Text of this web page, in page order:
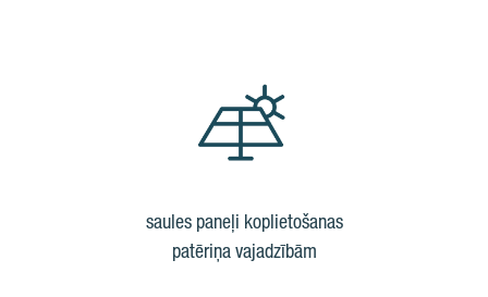
saules paneļi koplietošanas
patēriņa vajadzībām